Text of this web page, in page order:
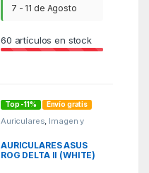
7 - 11 de Agosto
60 artículos en stock
Top -11% Envío gratis
Auriculares, Imagen y
AURICULARES ASUS
ROG DELTA II (WHITE)